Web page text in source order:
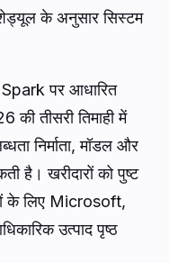
के अनुसार सिस्टम
Spark पर आधारित
तीसरी तिमाही में
निर्माता, मॉडल और
है। खरीदारों को पुष्ट
के लिए Microsoft,
उत्पाद पृष्ठ